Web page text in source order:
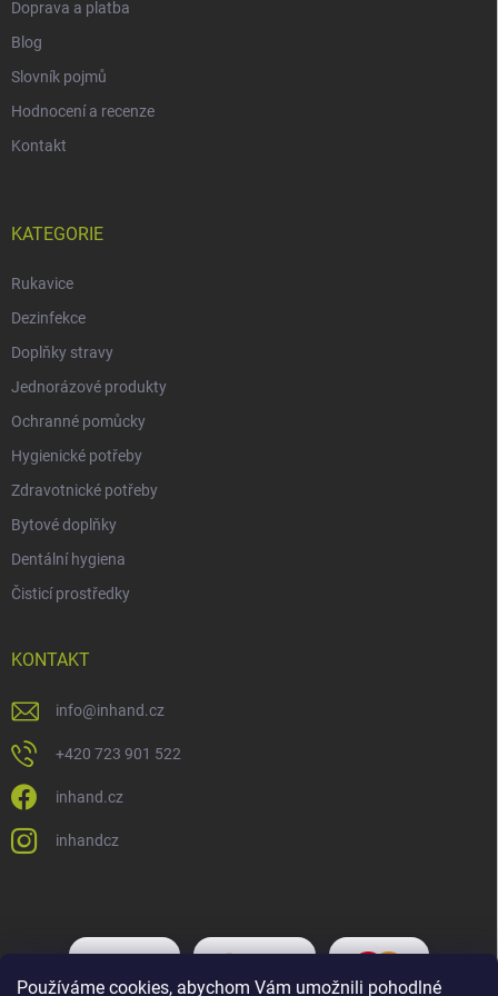
Používáme cookies, abychom Vám umožnili pohodlné
Doprava a platba
Blog
Slovník pojmů
Hodnocení a recenze
Kontakt
KATEGORIE
Rukavice
Dezinfekce
Doplňky stravy
Jednorázové produkty
Ochranné pomůcky
Hygienické potřeby
Zdravotnické potřeby
Bytové doplňky
Dentální hygiena
Čisticí prostředky
KONTAKT
info@inhand.cz
+420 723 901 522
inhand.cz
inhandcz